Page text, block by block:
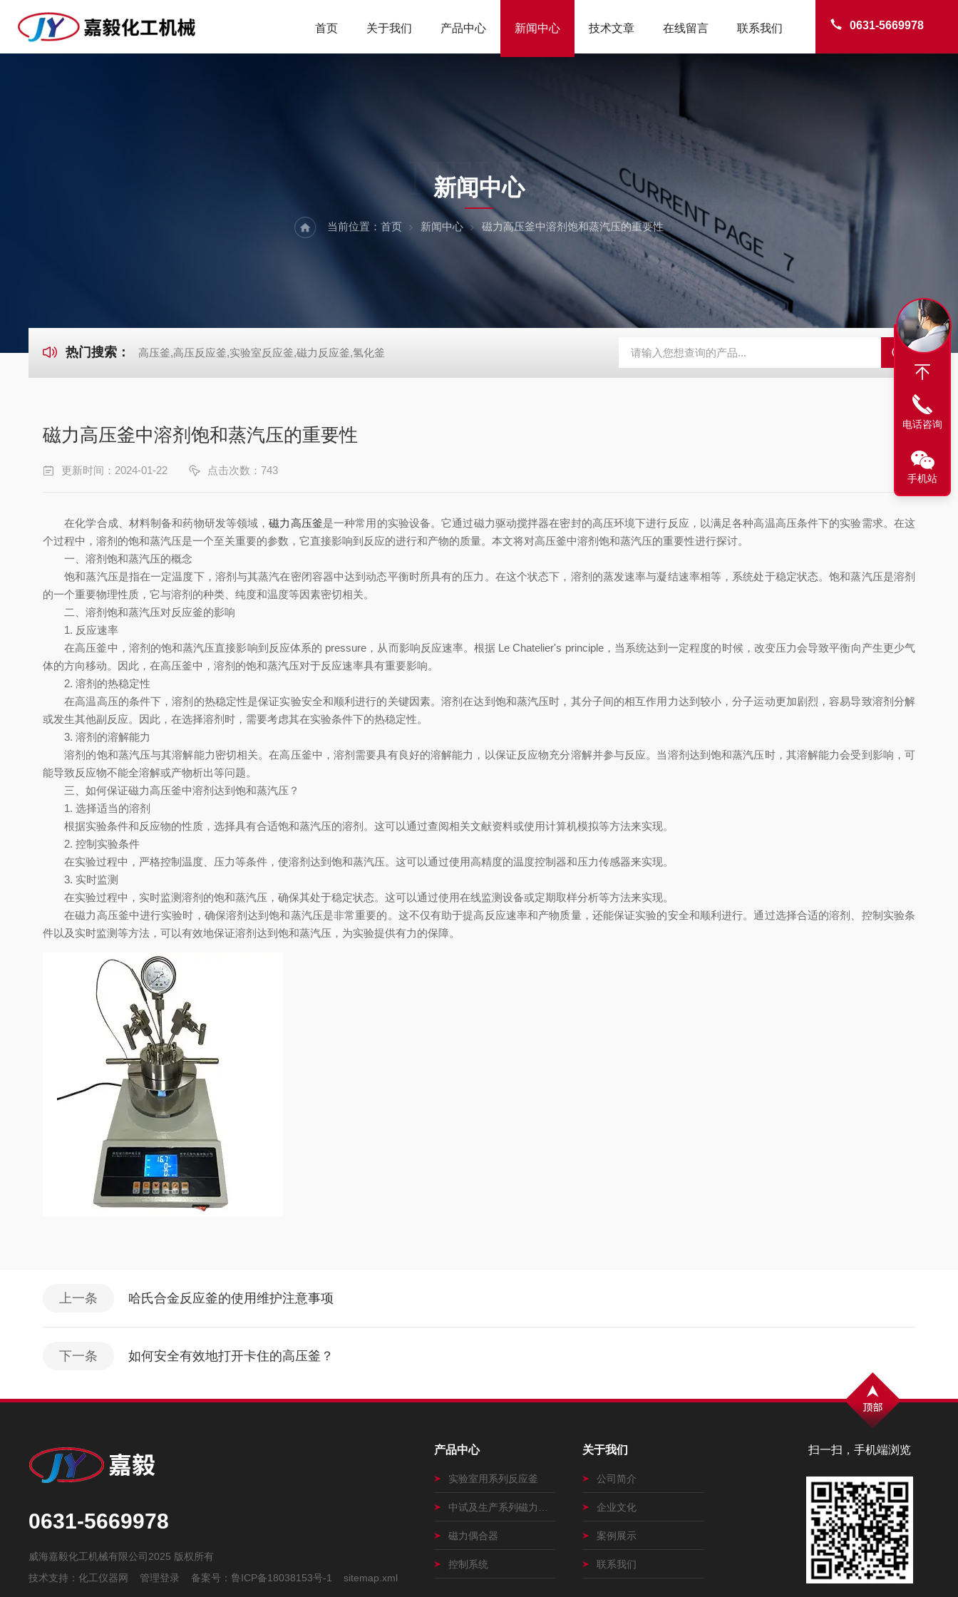
0631-5669978
首页 关于我们 产品中心 新闻中心 技术文章 在线留言 联系我们
NEWS
新闻中心
当前位置： 首页 新闻中心 磁力高压釜中溶剂饱和蒸汽压的重要性
热门搜索： 高压釜,高压反应釜,实验室反应釜,磁力反应釜,氢化釜
磁力高压釜中溶剂饱和蒸汽压的重要性
更新时间：2024-01-22 点击次数：743
在化学合成、材料制备和药物研发等领域，磁力高压釜是一种常用的实验设备。它通过磁力驱动搅拌器在密封的高压环境下进行反应，以满足各种高温高压条件下的实验需求。在这
个过程中，溶剂的饱和蒸汽压是一个至关重要的参数，它直接影响到反应的进行和产物的质量。本文将对高压釜中溶剂饱和蒸汽压的重要性进行探讨。
一、溶剂饱和蒸汽压的概念
饱和蒸汽压是指在一定温度下，溶剂与其蒸汽在密闭容器中达到动态平衡时所具有的压力。在这个状态下，溶剂的蒸发速率与凝结速率相等，系统处于稳定状态。饱和蒸汽压是溶剂
的一个重要物理性质，它与溶剂的种类、纯度和温度等因素密切相关。
二、溶剂饱和蒸汽压对反应釜的影响
1. 反应速率
在高压釜中，溶剂的饱和蒸汽压直接影响到反应体系的 pressure，从而影响反应速率。根据 Le Chatelier's principle，当系统达到一定程度的时候，改变压力会导致平衡向产生更少气
体的方向移动。因此，在高压釜中，溶剂的饱和蒸汽压对于反应速率具有重要影响。
2. 溶剂的热稳定性
在高温高压的条件下，溶剂的热稳定性是保证实验安全和顺利进行的关键因素。溶剂在达到饱和蒸汽压时，其分子间的相互作用力达到较小，分子运动更加剧烈，容易导致溶剂分解
或发生其他副反应。因此，在选择溶剂时，需要考虑其在实验条件下的热稳定性。
3. 溶剂的溶解能力
溶剂的饱和蒸汽压与其溶解能力密切相关。在高压釜中，溶剂需要具有良好的溶解能力，以保证反应物充分溶解并参与反应。当溶剂达到饱和蒸汽压时，其溶解能力会受到影响，可
能导致反应物不能全溶解或产物析出等问题。
三、如何保证磁力高压釜中溶剂达到饱和蒸汽压？
1. 选择适当的溶剂
根据实验条件和反应物的性质，选择具有合适饱和蒸汽压的溶剂。这可以通过查阅相关文献资料或使用计算机模拟等方法来实现。
2. 控制实验条件
在实验过程中，严格控制温度、压力等条件，使溶剂达到饱和蒸汽压。这可以通过使用高精度的温度控制器和压力传感器来实现。
3. 实时监测
在实验过程中，实时监测溶剂的饱和蒸汽压，确保其处于稳定状态。这可以通过使用在线监测设备或定期取样分析等方法来实现。
在磁力高压釜中进行实验时，确保溶剂达到饱和蒸汽压是非常重要的。这不仅有助于提高反应速率和产物质量，还能保证实验的安全和顺利进行。通过选择合适的溶剂、控制实验条
件以及实时监测等方法，可以有效地保证溶剂达到饱和蒸汽压，为实验提供有力的保障。
上一条 哈氏合金反应釜的使用维护注意事项
下一条 如何安全有效地打开卡住的高压釜？
扫一扫，手机端浏览
0631-5669978
威海嘉毅化工机械有限公司2025 版权所有
技术支持：化工仪器网 管理登录 备案号：鲁ICP备18038153号-1 sitemap.xml
产品中心
实验室用系列反应釜
中试及生产系列磁力搅拌釜
磁力偶合器
控制系统
关于我们
公司简介
企业文化
案例展示
联系我们
电话咨询
手机站